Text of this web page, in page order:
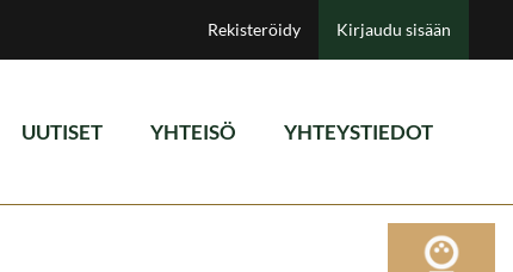
Rekisteröidy Kirjaudu sisään
UUTISET YHTEISÖ YHTEYSTIEDOT